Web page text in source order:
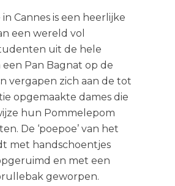
in Cannes is een heerlijke
een wereld vol
uit de hele
Pan Bagnat op de
vergapen zich aan de tot
opgemaakte dames die
hun Pommelepom
De ‘poepoe’ van het
met handschoentjes
en met een
geworpen.